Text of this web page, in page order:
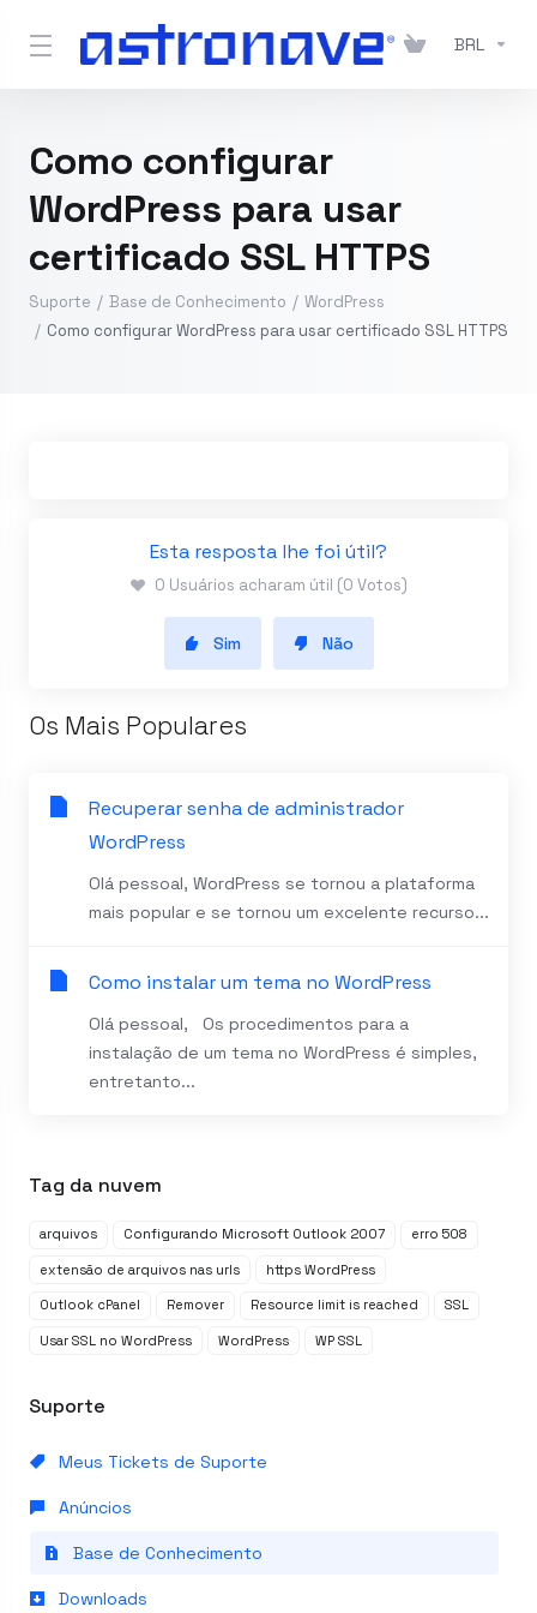
BRL
Como configurar
WordPress para usar
certificado SSL HTTPS
Suporte Base de Conhecimento
WordPress
Como configurar WordPress para usar certificado SSL HTTPS
Tag da nuvem
arquivos Configurando Microsoft Outlook 2007 erro 508
extensão de arquivos nas urls https WordPress
Outlook cPanel Remover Resource limit is reached SSL
Usar SSL no WordPress WordPress WP SSL
Suporte
Meus Tickets de Suporte
Anúncios
Base de Conhecimento
Downloads
Esta resposta lhe foi útil?
0 Usuários acharam útil (0 Votos)
Sim Não
Os Mais Populares
Recuperar senha de administrador
WordPress
Olá pessoal, WordPress se tornou a plataforma
mais popular e se tornou um excelente recurso...
Como instalar um tema no WordPress
Olá pessoal, Os procedimentos para a
instalação de um tema no WordPress é simples,
entretanto...